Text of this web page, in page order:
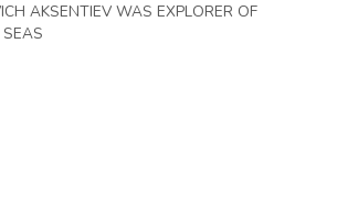
AKSENTIEV WAS EXPLORER OF